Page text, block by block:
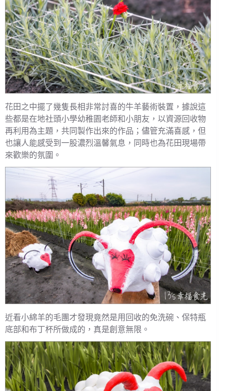
花田之中擺了幾隻長相非常討喜的牛羊藝術裝置，據說這
些都是在地社頭小學幼稚園老師和小朋友，以資源回收物
再利用為主題，共同製作出來的作品；儘管充滿喜感，但
也讓人能感受到一股濃烈溫馨氣息，同時也為花田現場帶
來歡樂的氛圍。
近看小綿羊的毛團才發現竟然是用回收的免洗碗、保特瓶
底部和布丁杯所做成的，真是創意無限。